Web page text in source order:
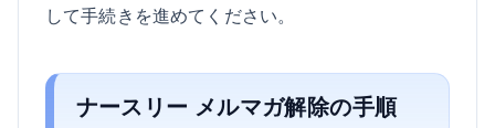
して手続きを進めてください。
ナースリー メルマガ解除の手順